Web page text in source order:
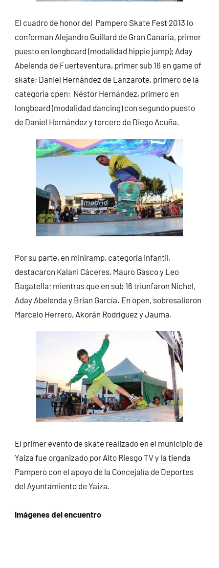
El cuadro de honor del Pampero Skate Fest 2013 lo
conforman Alejandro Guillard de Gran Canaria, primer
puesto en longboard (modalidad hippie jump); Aday
Abelenda de Fuerteventura, primer sub 16 en game of
skate; Daniel Hernández de Lanzarote, primero de la
categoría open; Néstor Hernández, primero en
longboard (modalidad dancing) con segundo puesto
de Daniel Hernández y tercero de Diego Acuña.
Por su parte, en miniramp, categoría infantil,
destacaron Kalani Cáceres, Mauro Gasco y Leo
Bagatella; mientras que en sub 16 triunfaron Nichel,
Aday Abelenda y Brian García. En open, sobresalieron
Marcelo Herrero, Akorán Rodríguez y Jauma.
El primer evento de skate realizado en el municipio de
Yaiza fue organizado por Alto Riesgo TV y la tienda
Pampero con el apoyo de la Concejalía de Deportes
del Ayuntamiento de Yaiza.
Imágenes del encuentro